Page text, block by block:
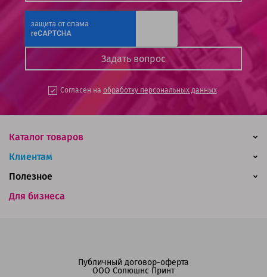
Согласен на обработку персональных данных
Каталог товаров
Клиентам
Для бизнеса
Полезное
Публичный договор-оферта
ООО Солюшнс Принт